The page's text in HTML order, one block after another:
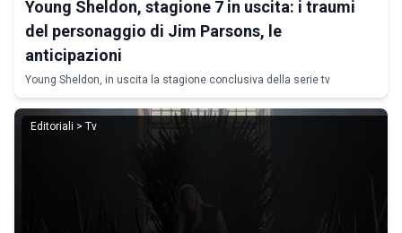
Young Sheldon, stagione 7 in uscita: i traumi
del personaggio di Jim Parsons, le
anticipazioni
Young Sheldon, in uscita la stagione conclusiva della serie tv
Editoriali > Tv